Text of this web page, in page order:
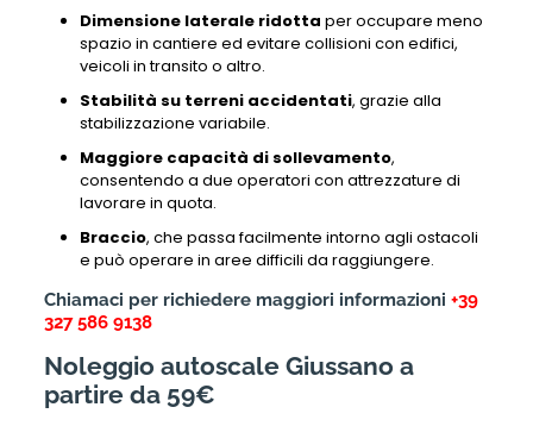
Dimensione laterale ridotta per occupare meno
spazio in cantiere ed evitare collisioni con edifici,
veicoli in transito o altro.
Stabilità su terreni accidentati, grazie alla
stabilizzazione variabile.
Maggiore capacità di sollevamento,
consentendo a due operatori con attrezzature di
lavorare in quota.
Braccio, che passa facilmente intorno agli ostacoli
e può operare in aree difficili da raggiungere.
Chiamaci per richiedere maggiori informazioni +39
327 586 9138
Noleggio autoscale Giussano a
partire da 59€